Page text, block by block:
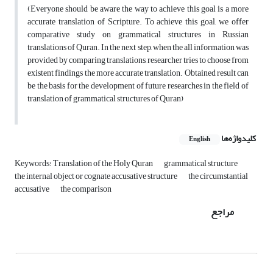
(Everyone should be aware the way to achieve this goal is a more
accurate translation of Scripture. To achieve this goal, we offer
comparative study on grammatical structures in Russian
translations of Quran. In the next step, when the all information was
provided by comparing translations, researcher tries to choose from
existent findings the more accurate translation. Obtained result can
be the basis for the development of future researches in the field of
translation of grammatical structures of Quran)
کلیدواژه‌ها English
Keywords: Translation of the Holy Quran grammatical structure
the internal object or cognate accusative structure the circumstantial
accusative the comparison
مراجع